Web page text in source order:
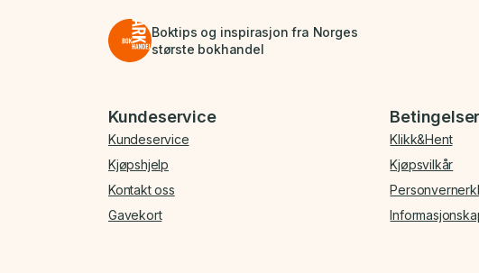
Boktips og inspirasjon fra Norges
største bokhandel
Bunnmeny
Kundeservice
Kundeservice
Kjøpshjelp
Kontakt oss
Gavekort
Betingelser
Klikk&Hent
Kjøpsvilkår